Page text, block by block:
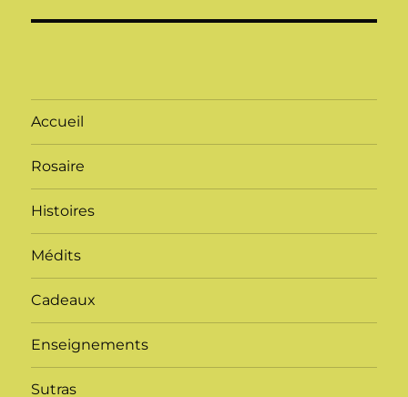
Accueil
Rosaire
Histoires
Médits
Cadeaux
Enseignements
Sutras